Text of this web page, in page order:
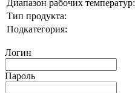
Диапазон рабочих температур:
Тип продукта:
Подкатегория:
Логин
Пароль